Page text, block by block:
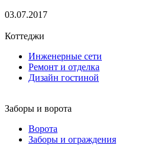
03.07.2017
Коттеджи
Инженерные сети
Ремонт и отделка
Дизайн гостиной
Заборы и ворота
Ворота
Заборы и ограждения